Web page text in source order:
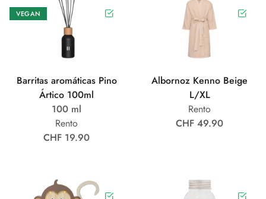
VEGAN
Barritas aromáticas Pino
Ártico 100ml
100 ml
Rento
CHF 19.90
Albornoz Kenno Beige
L/XL
Rento
CHF 49.90